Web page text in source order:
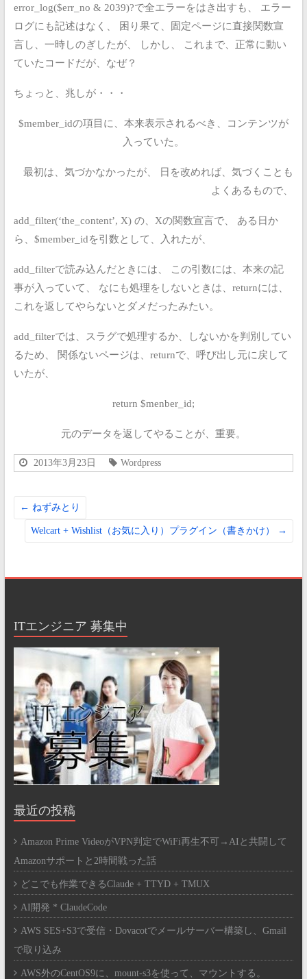
error_log($err_no & 2039)?で全エラーをはき出すも、
エラー
ログにも記述はなく、
困り果て、固定ページに直接関数宣
言し、一時しのぎしたが、
しかし、
これまで、正常に動い
ていたコードだが、なぜ？
ちょっと、兆しが・・・
$member_idの項目に、本来表示されるべき、コンテンツが
入っていた。
最初は、気づかなかったが、
日を改めれば、気づくことも
よくあるもので、
add_filter(‘the_content’, X)の、Xの関数宣言で、
ある日か
ら、$member_idを引数として、入れたが、
add_filterで読み込んだときには、
この引数には、本来の記
事が入っていて、
なにも処理をしないときは、returnには、
これを返してやらないとダメだったみたい。
add_filterでは、スラグで処理するか、しないかを判別してい
るため、
関係ないページは、returnで、呼び出し元に戻して
いたが、
return $menber_id;
元のデータを返してやることが、重要。
2013年3月23日 Wordpress
← ねずみとり
Welcart + Wishlist（お気に入り）プラグイン（書きかけ） →
ITエンジニア 募集中
最近の投稿
Amazon Prime VideoがVPN判定でWiFi再生不可→AIと共闘して
Amazonサポートと2時間戦った話
どこでも作業できるClaude + TTYD + TMUX
AI開発 * ClaudeCode
AWS SES+S3で受信・Dovacotでメールサーバー構築し、Gmail
で取り込み
AWS外のCentOS9に、mount-s3を使って、マウントする。